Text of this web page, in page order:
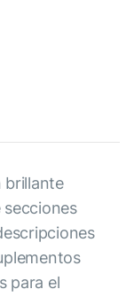
brillante
para el